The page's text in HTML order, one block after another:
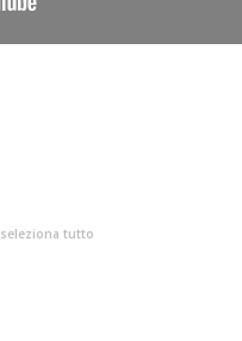
seleziona tutto